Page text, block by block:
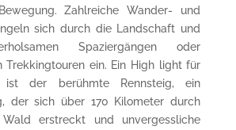
Zahlreiche Wander- und
sich durch die Landschaft und
Spaziergängen oder
Trekkingtouren ein. Ein High light für
ist der berühmte Rennsteig, ein
der sich über 170 Kilometer durch
erstreckt und unvergessliche